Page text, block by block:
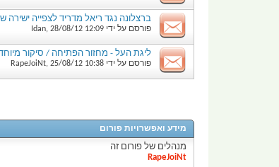
ברצלונה נגד ריאל מדריד לצפייה ישירה
פורסם על ידי Idan, 28/08/12 12:09
ליגת העל - מחזור הפתיחה / סיקור
פורסם על ידי RapeJoiNt, 25/08/12 10:38
מידע ואפשרויות פורום
מנהלים של פורום זה
RapeJoiNt